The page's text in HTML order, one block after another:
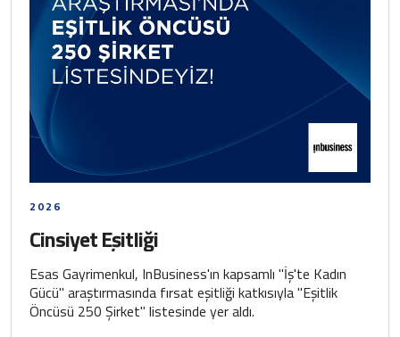
2026
Cinsiyet Eşitliği
Esas Gayrimenkul, InBusiness'ın kapsamlı "İş'te Kadın
Gücü" araştırmasında fırsat eşitliği katkısıyla "Eşitlik
Öncüsü 250 Şirket" listesinde yer aldı.